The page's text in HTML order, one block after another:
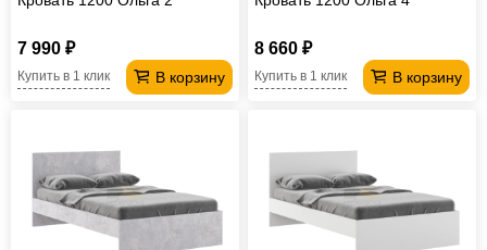
7 990 ₽
В корзину
Купить в 1 клик
8 660 ₽
В корзину
Купить в 1 клик